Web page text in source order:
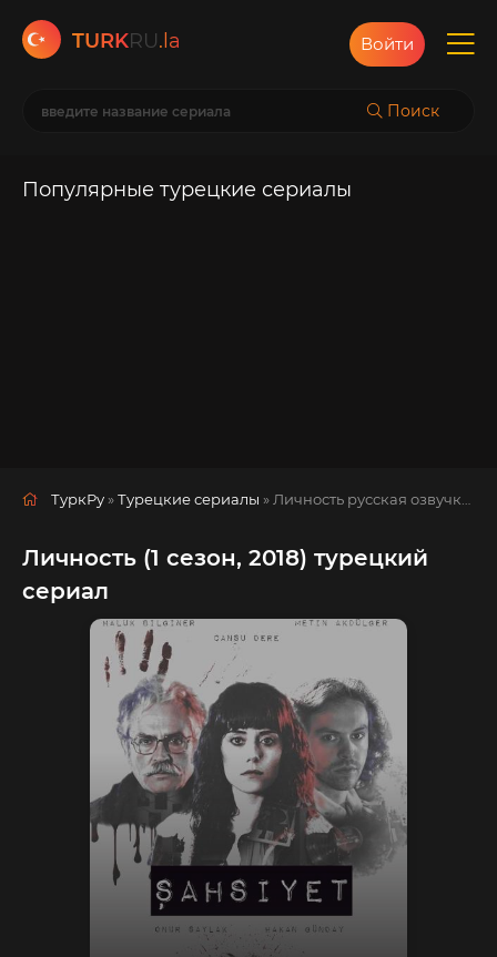
TURKRU.la
Поиск
Войти
Популярные турецкие сериалы
ТуркРу »Турецкие сериалы » Личность русская озвучка смотреть полностью онлайн!
Личность (1 сезон, 2018) турецкий
сериал